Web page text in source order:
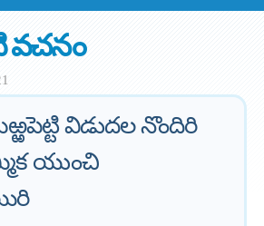
విడుదల నొందిరి
యుంచి